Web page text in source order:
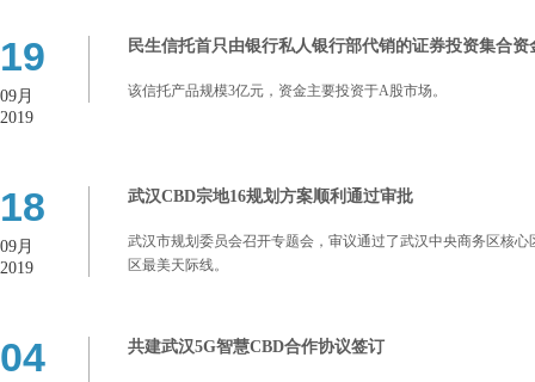
19
09月
2019
民生信托首只由银行私人银行部代销的证券投资集合
该信托产品规模3亿元，资金主要投资于A股市场。
18
09月
2019
武汉CBD宗地16规划方案顺利通过审批
武汉市规划委员会召开专题会，审议通过了武汉中央商务区核
区最美天际线。
04 共建武汉5G智慧CBD合作协议签订